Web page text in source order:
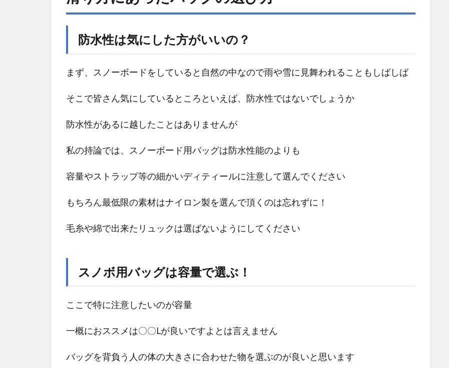
方
に
っ
た
バ
ッ
グ
選
方
防水
気に
方が
1.2
ボ用
グは
で選
防水性は気にした方がいいの？
まず、スノーボードをしていると自然の中なので雨や雪に見舞われることもしばしば
そこで皆さん気にしているところといえば、防水性ではないでしょうか
防水性があるに越したことはありませんが
私の持論では、スノーボード用バッグは防水性能のよりも
容量やストラップ等の細かいディティールに注意して選んでください
もちろん最低限の素材はナイロン製を選んで頂くのは忘れずに！
毛糸や綿で出来たリュックは選ばないようにしてください
スノボ用バッグは容量で選ぶ！
ここで特に注意したいのが容量
一概におススメは〇〇Lが良いですよとは言えません
バッグを背負う人の体の大きさに合わせた物を選ぶのが良いと思います